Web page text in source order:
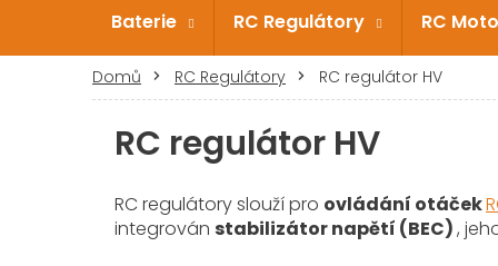
Baterie RC Regulátory RC
Domů RC Regulátory RC regulátor HV
RC regulátor HV
RC regulátory slouží pro ovládání otáček
integrován stabilizátor napětí (BEC),